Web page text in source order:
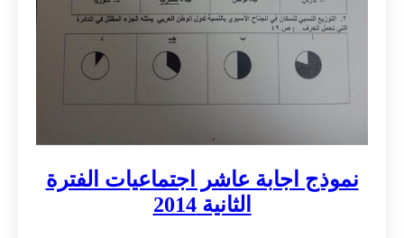
نموذج اجابة عاشر اجتماعيات الفترة
الثانية 2014